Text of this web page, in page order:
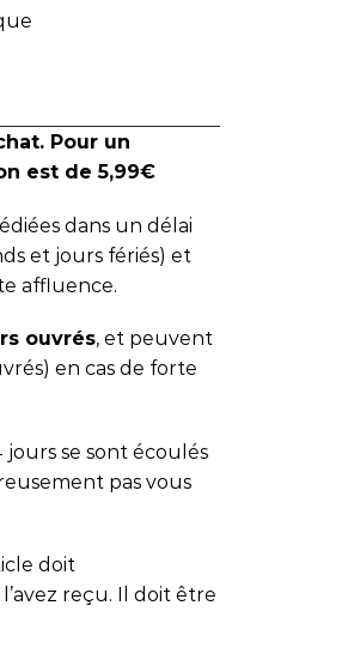
Pour un
est de 5,99€
dans un délai
et jours fériés) et
affluence.
ouvrés, et peuvent
en cas de forte
jours se sont écoulés
pas vous
doit
reçu. Il doit être